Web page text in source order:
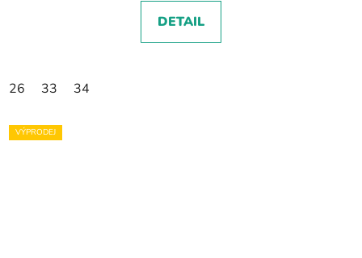
DETAIL
26 33 34
VÝPRODEJ